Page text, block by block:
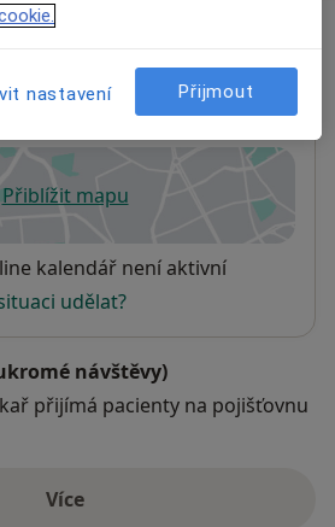
Uherské Hradiště686 01
Přiblížit mapuse otevře v nové záložce
kalendář není aktivní
udělat?
návštěvy)
přijímá pacienty na pojišťovnu
Víceo adrese
nastavení Přijmout